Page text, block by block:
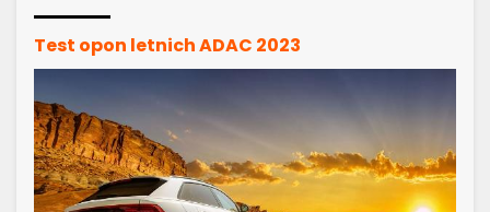
Test opon letnich ADAC 2023